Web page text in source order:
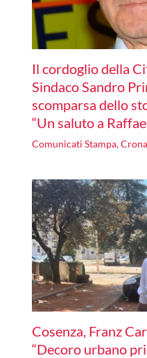
Il cordoglio della
Sindaco Sandro
scomparsa dello
“Un saluto a
Comunicati Stampa,
Cosenza, Franz
“Decoro urbano